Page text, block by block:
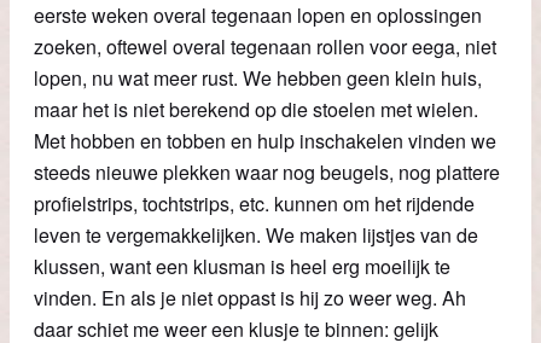
eerste weken overal tegenaan lopen en oplossingen
zoeken, oftewel overal tegenaan rollen voor eega, niet
lopen, nu wat meer rust. We hebben geen klein huis,
maar het is niet berekend op die stoelen met wielen.
Met hobben en tobben en hulp inschakelen vinden we
steeds nieuwe plekken waar nog beugels, nog plattere
profielstrips, tochtstrips, etc. kunnen om het rijdende
leven te vergemakkelijken. We maken lijstjes van de
klussen, want een klusman is heel erg moeilijk te
vinden. En als je niet oppast is hij zo weer weg. Ah
daar schiet me weer een klusje te binnen: gelijk